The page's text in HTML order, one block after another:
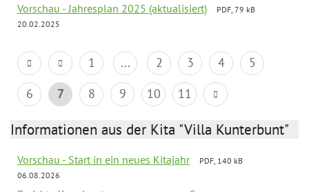
Vorschau - Jahresplan 2025 (aktualisiert)
PDF, 79 kB
20.02.2025
1 ... 2 3 4
5
6
7 8 9 10 11
Informationen aus der Kita "Villa Kunterbunt"
Vorschau - Start in ein neues Kitajahr
PDF, 140 kB
06.08.2026